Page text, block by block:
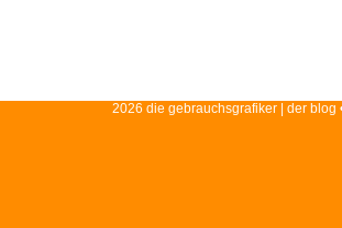
2026 die gebrauchsgrafiker | der blog